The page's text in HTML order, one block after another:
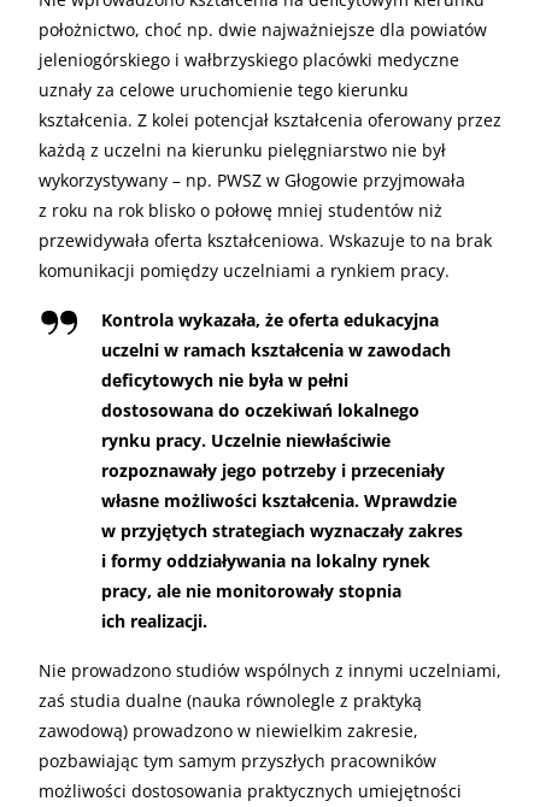
położnictwo, choć np. dwie najważniejsze dla powiatów
jeleniogórskiego i wałbrzyskiego placówki medyczne
uznały za celowe uruchomienie tego kierunku
kształcenia. Z kolei potencjał kształcenia oferowany przez
każdą z uczelni na kierunku pielęgniarstwo nie był
wykorzystywany – np. PWSZ w Głogowie przyjmowała
z roku na rok blisko o połowę mniej studentów niż
przewidywała oferta kształceniowa. Wskazuje to na brak
komunikacji pomiędzy uczelniami a rynkiem pracy.
Kontrola wykazała, że oferta edukacyjna
uczelni w ramach kształcenia w zawodach
deficytowych nie była w pełni
dostosowana do oczekiwań lokalnego
rynku pracy. Uczelnie niewłaściwie
rozpoznawały jego potrzeby i przeceniały
własne możliwości kształcenia. Wprawdzie
w przyjętych strategiach wyznaczały zakres
i formy oddziaływania na lokalny rynek
pracy, ale nie monitorowały stopnia
ich realizacji.
Nie prowadzono studiów wspólnych z innymi uczelniami,
zaś studia dualne (nauka równolegle z praktyką
zawodową) prowadzono w niewielkim zakresie,
pozbawiając tym samym przyszłych pracowników
możliwości dostosowania praktycznych umiejętności